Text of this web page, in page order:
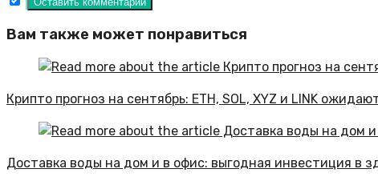
Вам также может понравиться
Крипто прогноз на сентябрь: ETH, SOL, XYZ и LINK
Доставка воды на дом и в офис: выгодная инвестиция в